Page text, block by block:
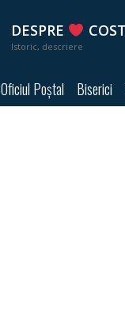
DESPRE
Istoric, descriere
Oficiul Poștal Biserici